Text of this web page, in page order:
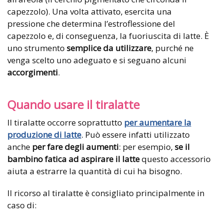
capezzolo). Una volta attivato, esercita una
pressione che determina l’estroflessione del
capezzolo e, di conseguenza, la fuoriuscita di latte. È
uno strumento semplice da utilizzare, purché ne
venga scelto uno adeguato e si seguano alcuni
accorgimenti.
Quando usare il tiralatte
Il tiralatte occorre soprattutto per aumentare la
produzione di latte. Può essere infatti utilizzato
anche per fare degli aumenti: per esempio, se il
bambino fatica ad aspirare il lattequesto accessorio
aiuta a estrarre la quantità di cui ha bisogno.
Il ricorso al tiralatte è consigliato principalmente in
caso di: